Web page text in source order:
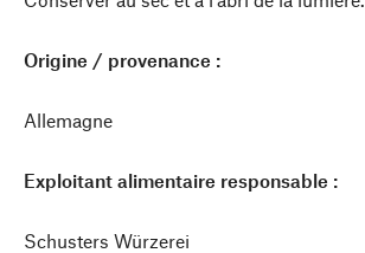
Origine / provenance :
Allemagne
Exploitant alimentaire responsable :
Schusters Würzerei